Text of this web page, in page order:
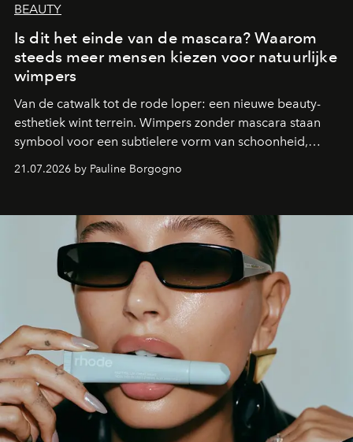
BEAUTY
Is dit het einde van de mascara? Waarom
steeds meer mensen kiezen voor natuurlijke
wimpers
Van de catwalk tot de rode loper: een nieuwe beauty-
esthetiek wint terrein. Wimpers zonder mascara staan
symbool voor een subtielere vorm van schoonheid,
waarin zelfvertrouwen belangrijker is dan een overvloed
aan make-up.
21.07.2026 by Pauline Borgogno